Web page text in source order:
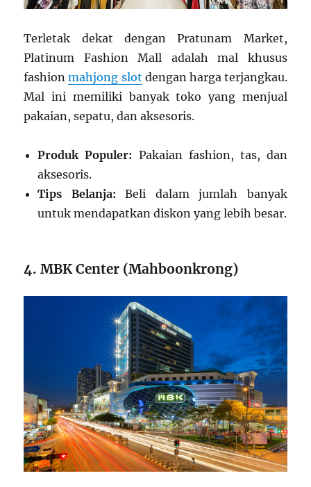
Terletak dekat dengan Pratunam Market,
Platinum Fashion Mall adalah mal khusus
fashionmahjong slot dengan harga terjangkau.
Mal ini memiliki banyak toko yang menjual
pakaian, sepatu, dan aksesoris.
Produk Populer: Pakaian fashion, tas, dan
aksesoris.
Tips Belanja: Beli dalam jumlah banyak
untuk mendapatkan diskon yang lebih besar.
4. MBK Center (Mahboonkrong)